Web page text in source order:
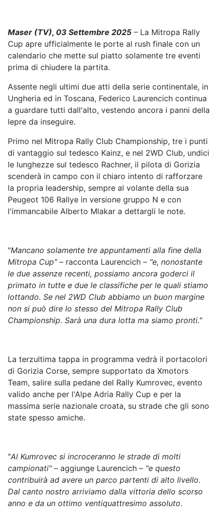
Maser (TV), 03 Settembre 2025 – La Mitropa Rally
Cup apre ufficialmente le porte al rush finale con un
calendario che mette sul piatto solamente tre eventi
prima di chiudere la partita.
Assente negli ultimi due atti della serie continentale, in
Ungheria ed in Toscana, Federico Laurencich continua
a guardare tutti dall'alto, vestendo ancora i panni della
lepre da inseguire.
Primo nel Mitropa Rally Club Championship, tre i punti
di vantaggio sul tedesco Kainz, e nel 2WD Club, undici
le lunghezze sul tedesco Rachner, il pilota di Gorizia
scenderà in campo con il chiaro intento di rafforzare
la propria leadership, sempre al volante della sua
Peugeot 106 Rallye in versione gruppo N e con
l'immancabile Alberto Mlakar a dettargli le note.
"Mancano solamente tre appuntamenti alla fine della
Mitropa Cup"– racconta Laurencich – "e, nonostante
le due assenze recenti, possiamo ancora goderci il
primato in tutte e due le classifiche per le quali stiamo
lottando. Se nel 2WD Club abbiamo un buon margine
non si può dire lo stesso del Mitropa Rally Club
Championship. Sarà una dura lotta ma siamo pronti."
La terzultima tappa in programma vedrà il portacolori
di Gorizia Corse, sempre supportato da Xmotors
Team, salire sulla pedane del Rally Kumrovec, evento
valido anche per l'Alpe Adria Rally Cup e per la
massima serie nazionale croata, su strade che gli sono
state spesso amiche.
"Al Kumrovec si incroceranno le strade di molti
campionati"– aggiunge Laurencich – "e questo
contribuirà ad avere un parco partenti di alto livello.
Dal canto nostro arriviamo dalla vittoria dello scorso
anno e da un ottimo ventiquattresimo assoluto.